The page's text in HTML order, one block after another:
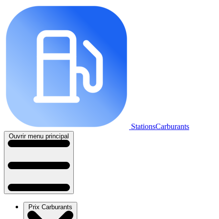
StationsCarburants
Ouvrir menu principal
Prix Carburants